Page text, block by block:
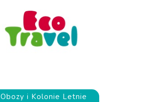
Obozy i Kolonie Letnie